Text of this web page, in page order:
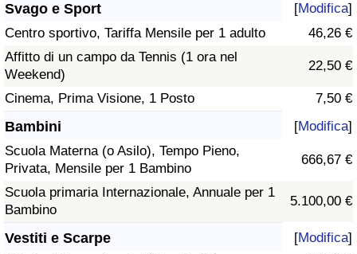
Svago e Sport [Modifica]
Centro sportivo, Tariffa Mensile per 1 adulto
46,26 €
Affitto di un campo da Tennis (1 ora nel
Weekend)
22,50 €
Cinema, Prima Visione, 1 Posto 7,50 €
Bambini [Modifica]
Scuola Materna (o Asilo), Tempo Pieno,
Privata, Mensile per 1 Bambino
666,67 €
Scuola primaria Internazionale, Annuale per 1
Bambino
5.100,00 €
Vestiti e Scarpe [Modifica]